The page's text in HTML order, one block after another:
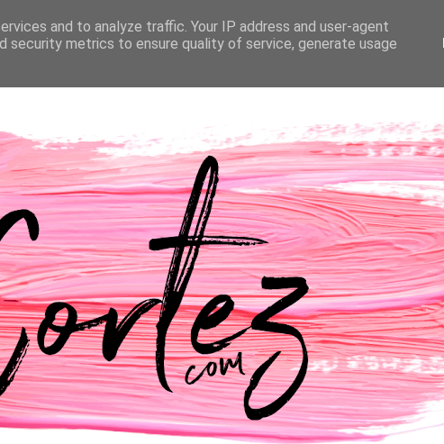
PASSATEMPOS CASAMENTO
and to analyze traffic. Your IP address and user-agent
security metrics to ensure quality of service, generate usage